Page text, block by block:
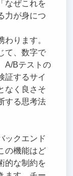
なぜこれを
力が身につ
ります。
て、数字で
A/Bテストの
証するサイ
なく良さそ
する思考法
ックエンド
の機能はど
的な制約を